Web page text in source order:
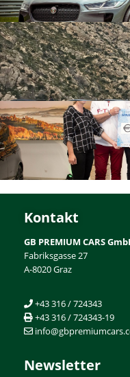
Kontakt
GB PREMIUM CARS
Fabriksgasse 27
A-8020 Graz
+43 316 / 724343
+43 316 / 724343-19
Newsletter